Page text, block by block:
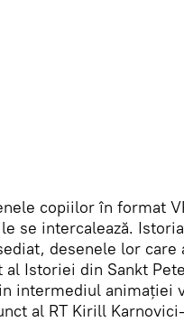
copiilor în format
se intercalează.
desenele lor care
al Istoriei din Sankt
intermediul animației
al RT Kirill